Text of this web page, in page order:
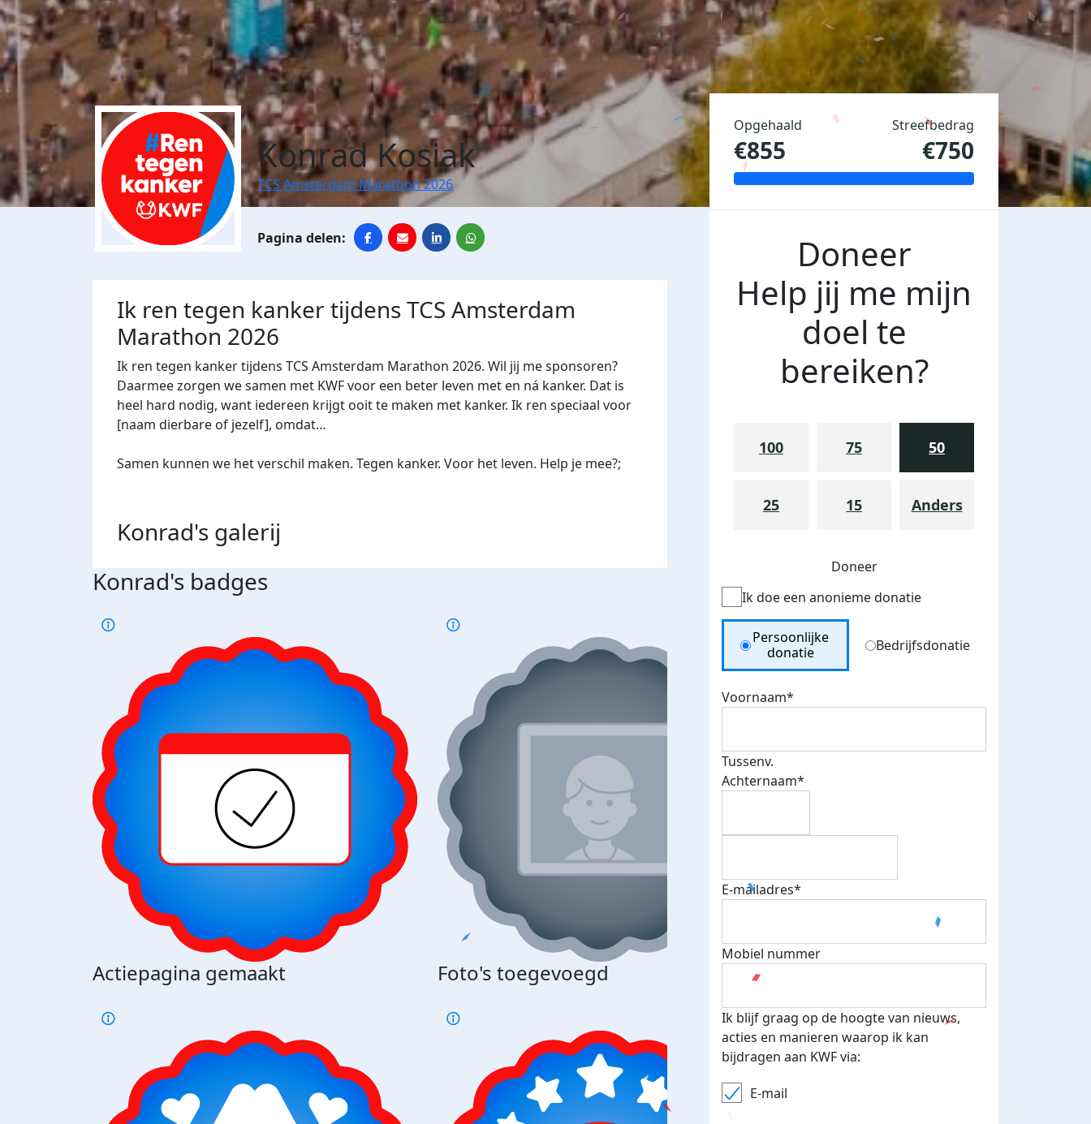
Konrad Kosiak
TCS Amsterdam Marathon 2026
Ik ren tegen kanker tijdens TCS Amsterdam
Marathon 2026
Ik ren tegen kanker tijdens TCS Amsterdam Marathon 2026. Wil jij me sponsoren?
Daarmee zorgen we samen met KWF voor een beter leven met en ná kanker. Dat is
heel hard nodig, want iedereen krijgt ooit te maken met kanker. Ik ren speciaal voor
[naam dierbare of jezelf], omdat…
Samen kunnen we het verschil maken. Tegen kanker. Voor het leven. Help je mee?;
Konrad's galerij
Konrad's badges
Actiepagina gemaakt Foto's toegevoegd E-mails verstuurd
€500 euro opgehaald: t-shirt
Opgehaald
€855
Streefbedrag
€750
Doneer
Help jij me mijn
doel te
bereiken?
100 75 50
25 15 Anders
Doneer
Ik doe een anonieme donatie
Donation Type
Persoonlijke
donatie
Bedrijfsdonatie
Voornaam*
Tussenv.
Achternaam*
E-mailadres*
Mobiel nummer
Ik blijf graag op de hoogte van nieuws,
acties en manieren waarop ik kan
bijdragen aan KWF via:
E-mail